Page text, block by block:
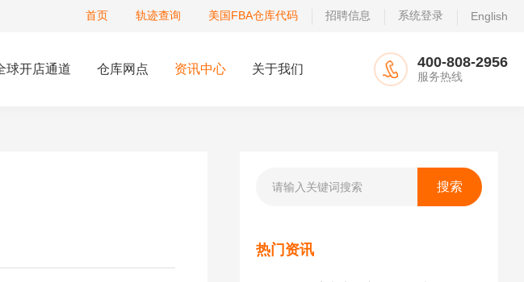
首页 轨迹查询 美国FBA仓库代码 招聘信息 系统登录 English
球开店通道 仓库网点 资讯中心 关于我们 400-808-2956
服务热线
热门资讯